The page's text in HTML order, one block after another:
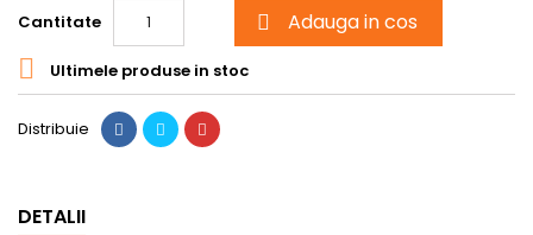
Cantitate  Adauga in cos
 Ultimele produse in stoc
Distribuie
DETALII